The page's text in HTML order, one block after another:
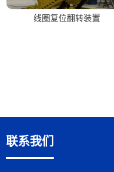
线圈复位翻转装置
联系我们